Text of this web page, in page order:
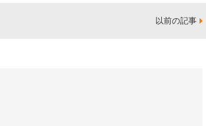
以前の記事